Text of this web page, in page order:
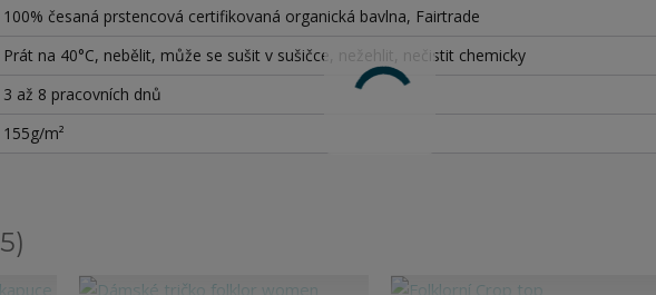
100% česaná prstencová certifikovaná organická bavlna, Fairtrade
Prát na 40°C, nebělit, může se sušit v sušičce, nežehlit, nečistit chemicky
3 až 8 pracovních dnů
155g/m²
5